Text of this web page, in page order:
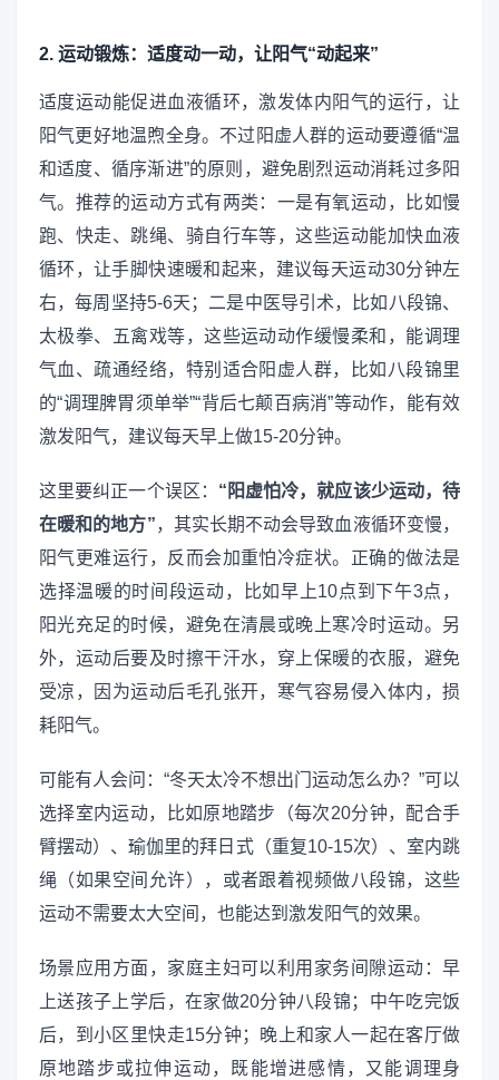
2. 运动锻炼：适度动一动，让阳气“动起来”
适度运动能促进血液循环，激发体内阳气的运行，让
阳气更好地温煦全身。不过阳虚人群的运动要遵循“温
和适度、循序渐进”的原则，避免剧烈运动消耗过多阳
气。推荐的运动方式有两类：一是有氧运动，比如慢
跑、快走、跳绳、骑自行车等，这些运动能加快血液
循环，让手脚快速暖和起来，建议每天运动30分钟左
右，每周坚持5-6天；二是中医导引术，比如八段锦、
太极拳、五禽戏等，这些运动动作缓慢柔和，能调理
气血、疏通经络，特别适合阳虚人群，比如八段锦里
的“调理脾胃须单举”“背后七颠百病消”等动作，能有效
激发阳气，建议每天早上做15-20分钟。
这里要纠正一个误区： “阳虚怕冷，就应该少运动，待
在暖和的地方”，其实长期不动会导致血液循环变慢，
阳气更难运行，反而会加重怕冷症状。正确的做法是
选择温暖的时间段运动，比如早上10点到下午3点，
阳光充足的时候，避免在清晨或晚上寒冷时运动。另
外，运动后要及时擦干汗水，穿上保暖的衣服，避免
受凉，因为运动后毛孔张开，寒气容易侵入体内，损
耗阳气。
可能有人会问：“冬天太冷不想出门运动怎么办？”可以
选择室内运动，比如原地踏步（每次20分钟，配合手
臂摆动）、瑜伽里的拜日式（重复10-15次）、室内跳
绳（如果空间允许），或者跟着视频做八段锦，这些
运动不需要太大空间，也能达到激发阳气的效果。
场景应用方面，家庭主妇可以利用家务间隙运动：早
上送孩子上学后，在家做20分钟八段锦；中午吃完饭
后，到小区里快走15分钟；晚上和家人一起在客厅做
原地踏步或拉伸运动，既能增进感情，又能调理身